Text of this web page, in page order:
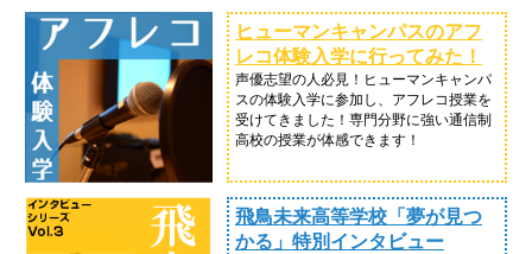
ヒューマンキャンパスのアフ
レコ体験入学に行ってみた！
声優志望の人必見！ヒューマンキャンパ
スの体験入学に参加し、アフレコ授業を
受けてきました！専門分野に強い通信制
高校の授業が体感できます！
飛鳥未来高等学校「夢が見つ
かる」特別インタビュー